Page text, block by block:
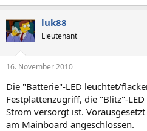
luk88
Lieutenant
16. November 2010
Die "Batterie"-LED leuchtet/
Festplattenzugriff, die "Blitz"-
Strom versorgt ist.
am Mainboard angeschlossen.